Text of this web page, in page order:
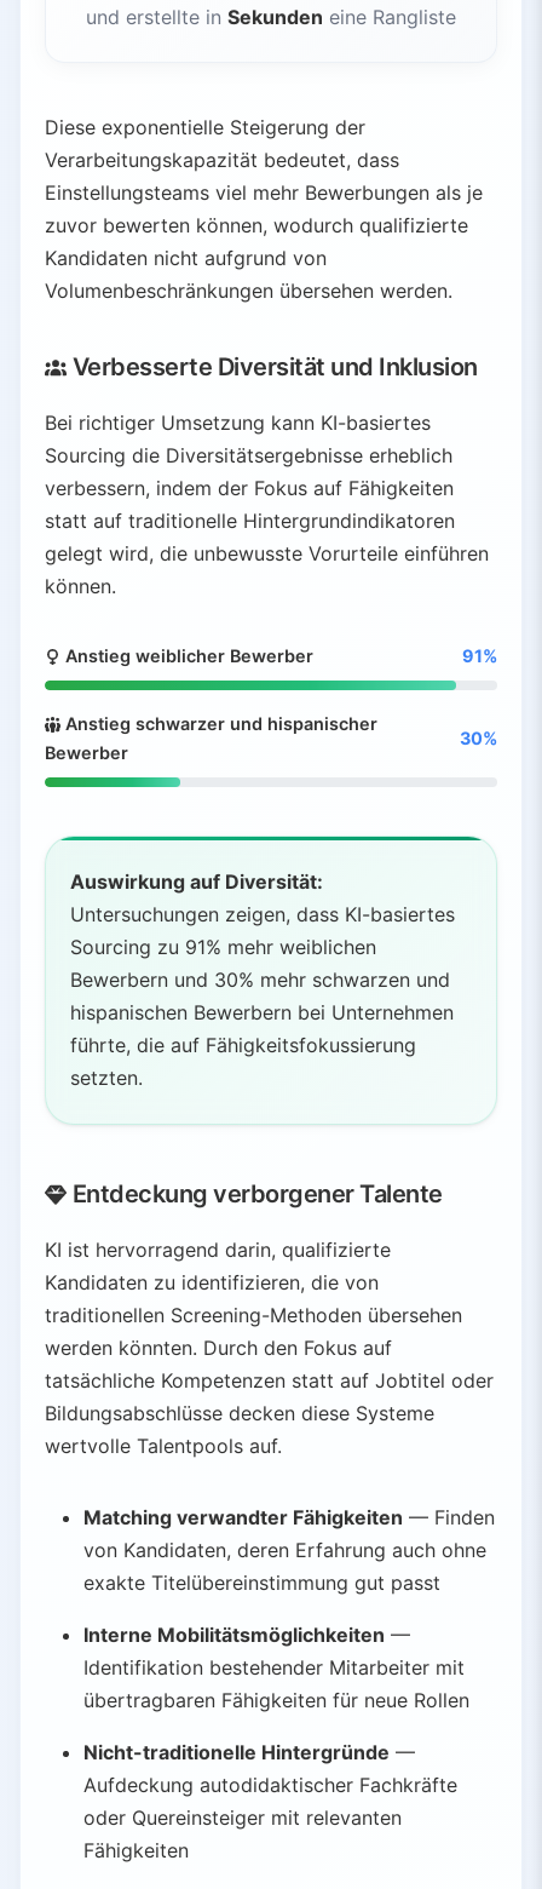
und erstellte in Sekunden eine Rangliste
Diese exponentielle Steigerung der
Verarbeitungskapazität bedeutet, dass
Einstellungsteams viel mehr Bewerbungen als je
zuvor bewerten können, wodurch qualifizierte
Kandidaten nicht aufgrund von
Volumenbeschränkungen übersehen werden.
Verbesserte Diversität und Inklusion
Bei richtiger Umsetzung kann KI-basiertes
Sourcing die Diversitätsergebnisse erheblich
verbessern, indem der Fokus auf Fähigkeiten
statt auf traditionelle Hintergrundindikatoren
gelegt wird, die unbewusste Vorurteile einführen
können.
Anstieg weiblicher Bewerber 91%
Anstieg schwarzer und hispanischer
Bewerber
30%
Auswirkung auf Diversität:
Untersuchungen zeigen, dass KI-basiertes
Sourcing zu 91% mehr weiblichen
Bewerbern und 30% mehr schwarzen und
hispanischen Bewerbern bei Unternehmen
führte, die auf Fähigkeitsfokussierung
setzten.
Entdeckung verborgener Talente
KI ist hervorragend darin, qualifizierte
Kandidaten zu identifizieren, die von
traditionellen Screening-Methoden übersehen
werden könnten. Durch den Fokus auf
tatsächliche Kompetenzen statt auf Jobtitel oder
Bildungsabschlüsse decken diese Systeme
wertvolle Talentpools auf.
Matching verwandter Fähigkeiten — Finden
von Kandidaten, deren Erfahrung auch ohne
exakte Titelübereinstimmung gut passt
Interne Mobilitätsmöglichkeiten —
Identifikation bestehender Mitarbeiter mit
übertragbaren Fähigkeiten für neue Rollen
Nicht-traditionelle Hintergründe —
Aufdeckung autodidaktischer Fachkräfte
oder Quereinsteiger mit relevanten
Fähigkeiten